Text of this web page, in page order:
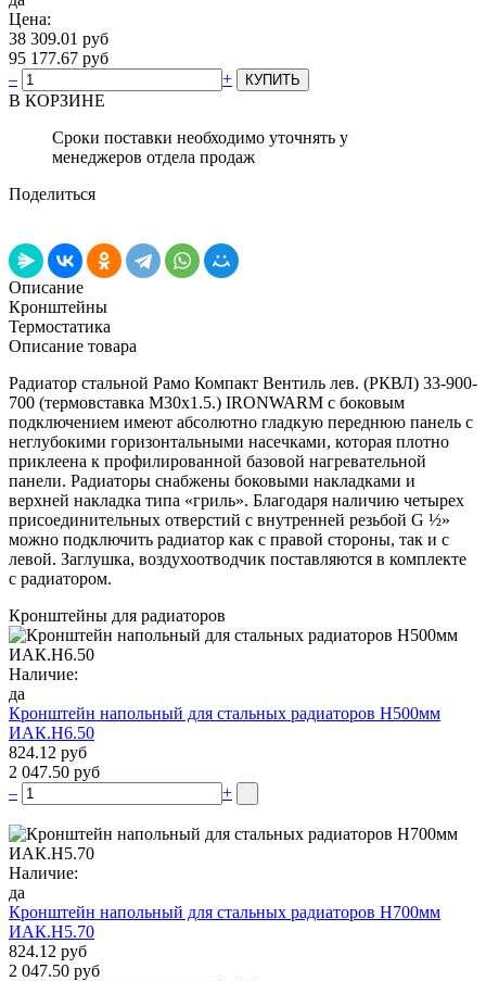
Цена:
38 309.01 руб
95 177.67 руб
–
+
В КОРЗИНЕ
Сроки поставки необходимо уточнять у
менеджеров отдела продаж
Поделиться
Описание
Кронштейны
Термостатика
Описание товара
Радиатор стальной Рамо Компакт Вентиль лев. (РКВЛ) 33-900-
700 (термовставка М30х1.5.) IRONWARM с боковым
подключением имеют абсолютно гладкую переднюю панель с
неглубокими горизонтальными насечками, которая плотно
приклеена к профилированной базовой нагревательной
панели. Радиаторы снабжены боковыми накладками и
верхней накладка типа «гриль». Благодаря наличию четырех
присоединительных отверстий с внутренней резьбой G ½»
можно подключить радиатор как с правой стороны, так и с
левой. Заглушка, воздухоотводчик поставляются в комплекте
с радиатором.
Кронштейны для радиаторов
Наличие:
да
Кронштейн напольный для стальных радиаторов Н500мм
ИАК.Н6.50
824.12 руб
2 047.50 руб
–
+
Наличие:
да
Кронштейн напольный для стальных радиаторов Н700мм
ИАК.Н5.70
824.12 руб
2 047.50 руб